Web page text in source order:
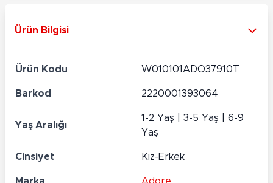
Ürün Bilgisi
Ürün Kodu W010101ADO37910T
Barkod 2220001393064
Yaş Aralığı
1-2 Yaş | 3-5 Yaş | 6-9
Yaş
Cinsiyet Kız-Erkek